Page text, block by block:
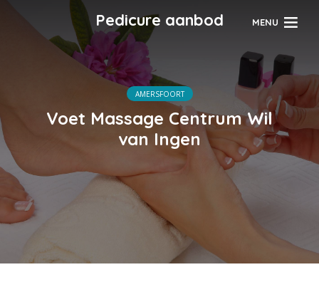
Pedicure aanbod MENU
AMERSFOORT
Voet Massage Centrum Wil
van Ingen